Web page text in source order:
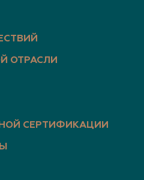
ОТРАСЛИ
СЕРТИФИКАЦИИ